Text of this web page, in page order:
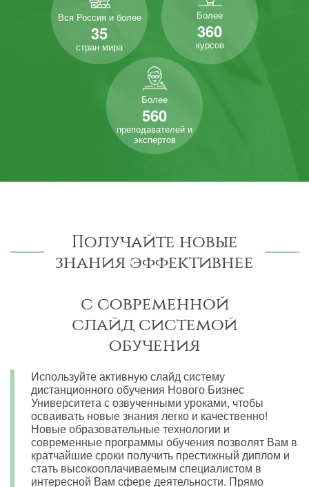
Вся Россия и более
35
стран мира
Более
360
курсов
Более
560
преподавателей и
экспертов
Получайте новые
знания эффективнее
с современной
слайд системой
обучения
Используйте активную слайд систему
дистанционного обучения Нового Бизнес
Университета с озвученными уроками, чтобы
осваивать новые знания легко и качественно!
Новые образовательные технологии и
современные программы обучения позволят Вам в
кратчайшие сроки получить престижный диплом и
стать высокооплачиваемым специалистом в
интересной Вам сфере деятельности. Прямо